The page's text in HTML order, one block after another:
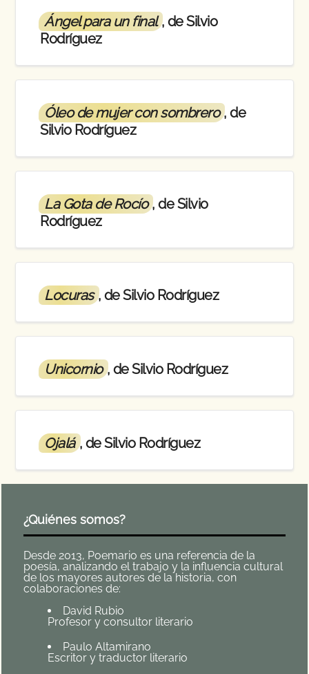
Ángel para un final , de Silvio
Rodríguez
Óleo de mujer con sombrero , de
Silvio Rodríguez
La Gota de Rocío , de Silvio
Rodríguez
Locuras , de Silvio Rodríguez
Unicornio , de Silvio Rodríguez
Ojalá , de Silvio Rodríguez
¿Quiénes somos?
Desde 2013, Poemario es una referencia de la
poesía, analizando el trabajo y la influencia cultural
de los mayores autores de la historia, con
colaboraciones de:
David Rubio
Profesor y consultor literario
Paulo Altamirano
Escritor y traductor literario